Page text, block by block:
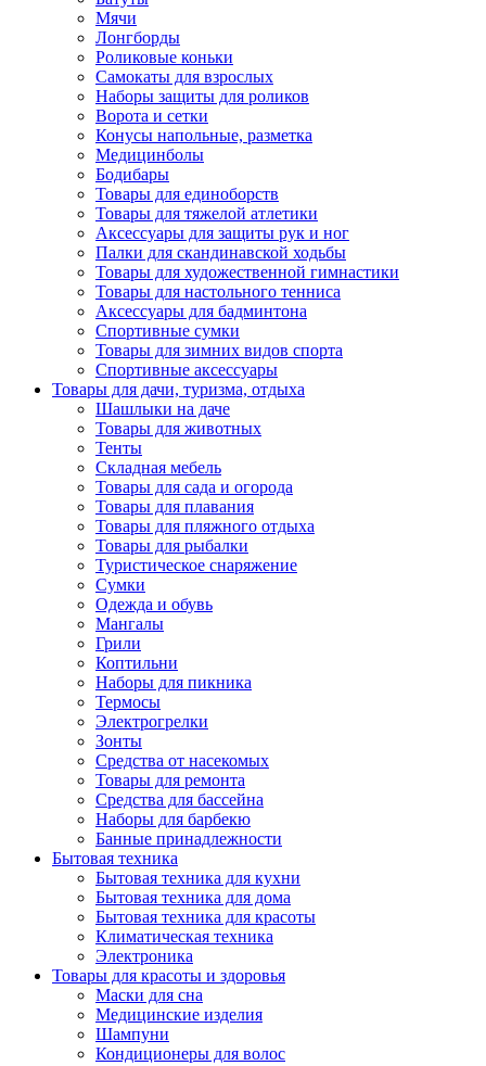
Мячи
Лонгборды
Роликовые коньки
Самокаты для взрослых
Наборы защиты для роликов
Ворота и сетки
Конусы напольные, разметка
Медицинболы
Бодибары
Товары для единоборств
Товары для тяжелой атлетики
Аксессуары для защиты рук и ног
Палки для скандинавской ходьбы
Товары для художественной гимнастики
Товары для настольного тенниса
Аксессуары для бадминтона
Спортивные сумки
Товары для зимних видов спорта
Спортивные аксессуары
Товары для дачи, туризма, отдыха
Шашлыки на даче
Товары для животных
Тенты
Складная мебель
Товары для сада и огорода
Товары для плавания
Товары для пляжного отдыха
Товары для рыбалки
Туристическое снаряжение
Сумки
Одежда и обувь
Мангалы
Грили
Коптильни
Наборы для пикника
Термосы
Электрогрелки
Зонты
Средства от насекомых
Товары для ремонта
Средства для бассейна
Наборы для барбекю
Банные принадлежности
Бытовая техника
Бытовая техника для кухни
Бытовая техника для дома
Бытовая техника для красоты
Климатическая техника
Электроника
Товары для красоты и здоровья
Маски для сна
Медицинские изделия
Шампуни
Кондиционеры для волос